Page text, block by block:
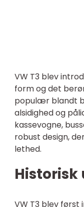
VW T3 blev
form og det
populær blandt
alsidighed og
kassevogne,
robust design,
lethed.
Historisk
VW T3 blev først